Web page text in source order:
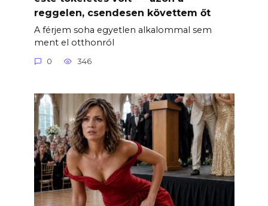
reggelen, csendesen követtem őt
A férjem soha egyetlen alkalommal sem
ment el otthonról
0 346